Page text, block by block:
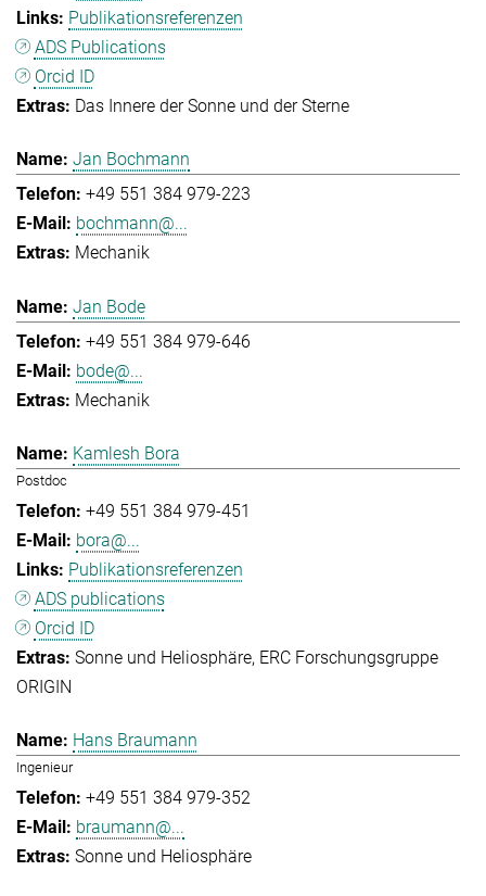
Publikationsreferenzen
ADS Publications
Orcid ID
Das Innere der Sonne und der Sterne
Jan Bochmann
+49 551 384 979-223
bochmann@...
Mechanik
Jan Bode
+49 551 384 979-646
bode@...
Mechanik
Kamlesh Bora
Postdoc
+49 551 384 979-451
bora@...
Publikationsreferenzen
ADS publications
Orcid ID
Sonne und Heliosphäre ERC Forschungsgruppe
ORIGIN
Hans Braumann
Ingenieur
+49 551 384 979-352
braumann@...
Sonne und Heliosphäre